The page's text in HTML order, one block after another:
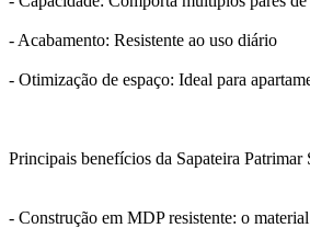
- Acabamento: Resistente ao uso diário
- Otimização de espaço: Ideal para
Principais benefícios da Sapateira Patrimar
- Construção em MDP resistente: o